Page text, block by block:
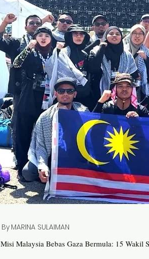
MARINA SULAIMAN
By
Misi Malaysia Bebas Gaza Bermula: 15 Wakil